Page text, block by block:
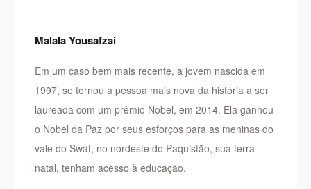
Malala Yousafzai
Em um caso bem mais recente, a jovem nascida em
1997, se tornou a pessoa mais nova da história a ser
laureada com um prêmio Nobel, em 2014. Ela ganhou
o Nobel da Paz por seus esforços para as meninas do
vale do Swat, no nordeste do Paquistão, sua terra
natal, tenham acesso à educação.